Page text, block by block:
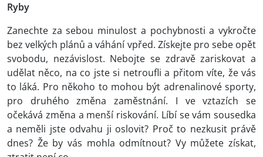
Ryby
Zanechte za sebou minulost a pochybnosti a vykročte
bez velkých plánů a váhání vpřed. Získejte pro sebe opět
svobodu, nezávislost. Nebojte se zdravě zariskovat a
udělat něco, na co jste si netroufli a přitom víte, že vás
to láká. Pro někoho to mohou být adrenalinové sporty,
pro druhého změna zaměstnání. I ve vztazích se
očekává změna a menší riskování. Líbí se vám sousedka
a neměli jste odvahu ji oslovit? Proč to nezkusit právě
dnes? Že by vás mohla odmítnout? Vy můžete získat,